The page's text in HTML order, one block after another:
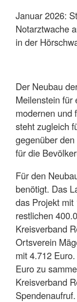
Januar 2026:
Notarztwache
in der
Der Neubau
Meilenstein für
modernen und
steht zugleich
gegenüber
für die
Für den
benötigt. Das
das Projekt
restlichen
Kreisverband
Ortsverein
mit 4.712
Euro zu
Kreisverband
Spendenaufruf.